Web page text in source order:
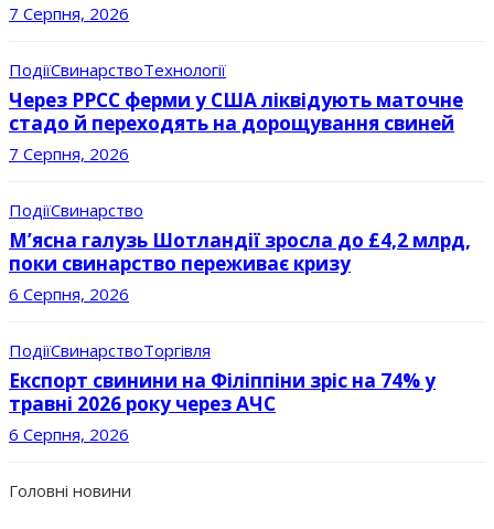
7 Серпня, 2026
ПодіїСвинарствоТехнології
Через РРСС ферми у США ліквідують маточне
стадо й переходять на дорощування свиней
7 Серпня, 2026
ПодіїСвинарство
М’ясна галузь Шотландії зросла до £4,2 млрд,
поки свинарство переживає кризу
6 Серпня, 2026
ПодіїСвинарствоТоргівля
Експорт свинини на Філіппіни зріс на 74% у
травні 2026 року через АЧС
6 Серпня, 2026
Головні новини